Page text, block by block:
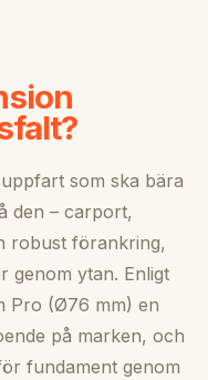
som ska bära
den – carport,
robust förankring,
genom ytan. Enligt
Pro (Ø76 mm) en
på marken, och
fundament genom